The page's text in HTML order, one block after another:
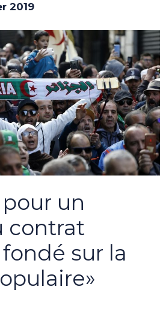
2019
un
contrat
sur la